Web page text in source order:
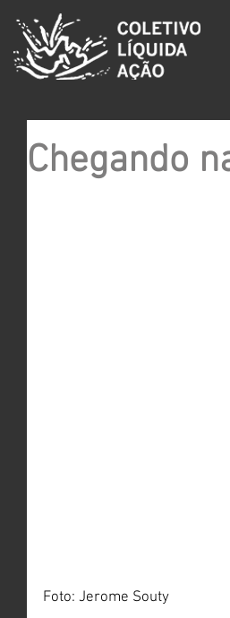
Chegando
Foto: Jerome Souty